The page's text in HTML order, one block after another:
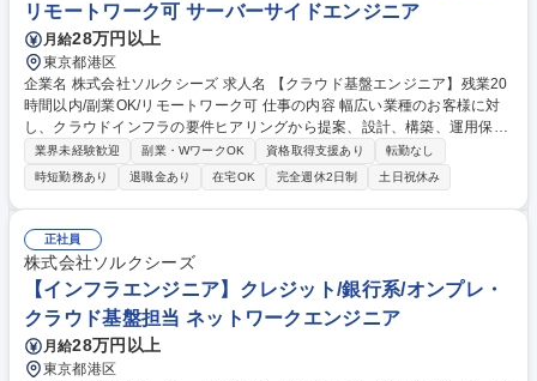
リモートワーク可 サーバーサイドエンジニア
月給28万円以上
東京都港区
企業名 株式会社ソルクシーズ 求人名 【クラウド基盤エンジニア】残業20
時間以内/副業OK/リモートワーク可 仕事の内容 幅広い業種のお客様に対
し、クラウドインフラの要件ヒアリングから提案、設計、構築、運用保
守、自動化までを一貫してご担当いただきます。コンテナやデータ基盤な
どモダンな技術を活用します。 クラウド環境（AWS、Azure、GCP）の
設計・構築・保守や、KubernetesやDockerを用いたコンテナ基盤の構築
をお任せします。また、Terraformによるインフラのコード化（IaC）やPy
thonによる運用自動化スクリプトの開発など、最新技術を用いた業務改善
を推進します。AIエージェントの実行環境構築など、先進的なプロジェク
トにも参画できるポジションです。 募集職種 【クラウド基盤エンジニ
ア】残業20時間以内/副業OK/リモートワーク可
業界未経験歓迎 副業・WワークOK 資格取得支援あり
転勤なし
時短勤務あり
退職金あり 在宅OK 完全週休2日制 土日祝休み
正社員
株式会社ソルクシーズ
【インフラエンジニア】クレジット/銀行系/オンプレ・
クラウド基盤担当 ネットワークエンジニア
月給28万円以上
東京都港区